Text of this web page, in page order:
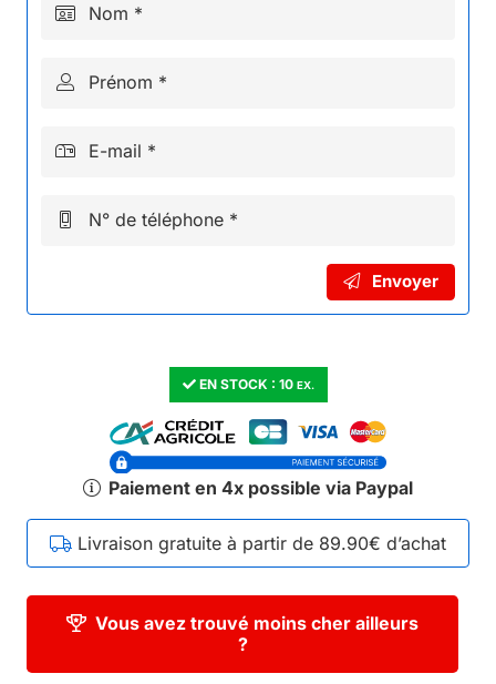
DIAMON
2025
Nom *
Prénom *
E-mail *
N° de téléphone *
Envoyer
EN STOCK : 10 EX.
Paiement en 4x possible via Paypal
Livraison gratuite à partir de 89.90€ d’achat
Vous avez trouvé moins cher ailleurs
?